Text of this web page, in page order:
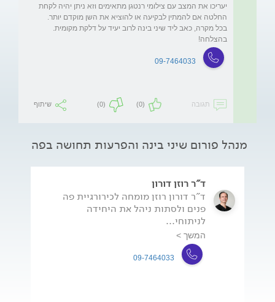
יעריכו את המצב עם צילומי רנטגן מתאימים וזא ניתן יהיה לקחת
החלטה אם להמתין לבקיעה או להוציא את השן מוקדם יותר.
בכל מקרה, כאב ליד שיני בינה לרוב יעיד על דלקת מקומית.
בהצלחה!
09-7464033
תגובה (0)
(0) שיתוף
מנהל פורום שיני בינה והפרעות תחושה בפה
ד"ר רוזן דורון
ד"ר דורון רוזן מומחה לכירורגיית פה
פנים ולסתות ניהל את היחידה
לניתוחי...
המשך >
09-7464033